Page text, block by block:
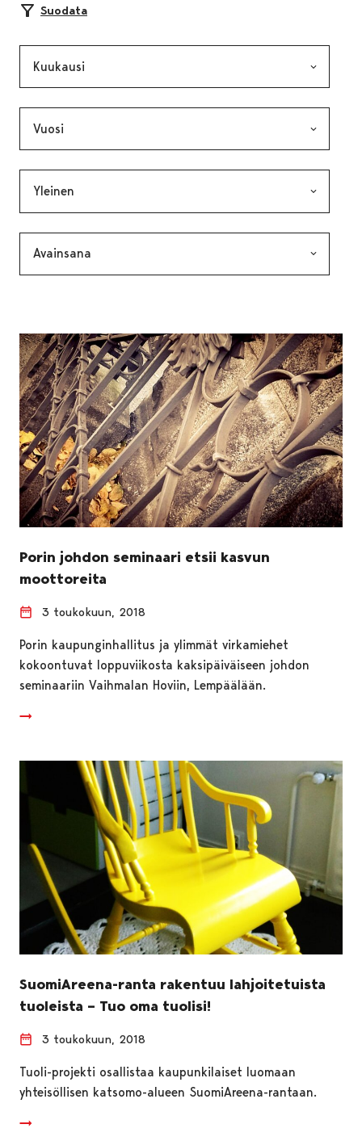
Suodata
Porin johdon seminaari etsii kasvun
moottoreita
3 toukokuun, 2018
Porin kaupunginhallitus ja ylimmät virkamiehet
kokoontuvat loppuviikosta kaksipäiväiseen johdon
seminaariin Vaihmalan Hoviin, Lempäälään.
SuomiAreena-ranta rakentuu lahjoitetuista
tuoleista – Tuo oma tuolisi!
3 toukokuun, 2018
Tuoli-projekti osallistaa kaupunkilaiset luomaan
yhteisöllisen katsomo-alueen SuomiAreena-rantaan.